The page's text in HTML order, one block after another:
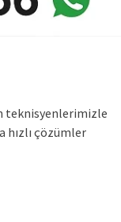
teknisyenlerimizle
hızlı çözümler